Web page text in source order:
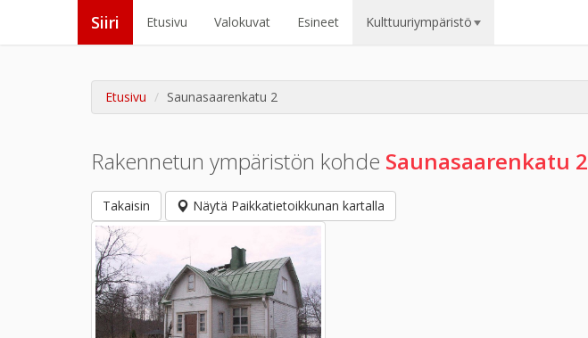
Siiri Etusivu Valokuvat Esineet Kulttuuriympäristö
Etusivu Saunasaarenkatu 2
Rakennetun ympäristön kohde Saunasaarenkatu 2
Takaisin Näytä Paikkatietoikkunan kartalla